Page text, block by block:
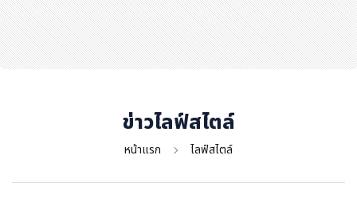
อาหาร, เครื่องดื่ม
ท่องเที่ยว
โรงแรม, ที่พัก
ข่าวไลฟ์สไตล์
หน้าแรก ไลฟ์สไตล์